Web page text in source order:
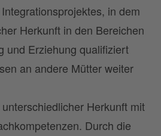
in dem
Herkunft in den Bereichen
und Erziehung qualifiziert
an andere Mütter weiter
Herkunft mit
Durch die